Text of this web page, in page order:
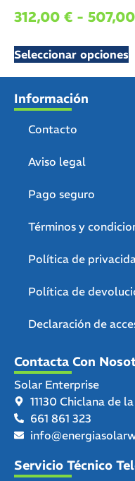
312,00 € - 507,00
Seleccionar opciones
Información
Contacto
Aviso legal
Pago seguro
Términos y
Política de
Política de
Declaración de
Contacta Con
Solar Enterprise
11130 Chiclana de
661 861 323
Servicio Técnico